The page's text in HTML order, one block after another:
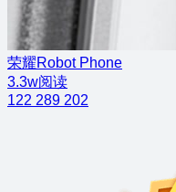
荣耀Robot Phone
3.3w阅读
122 289 202